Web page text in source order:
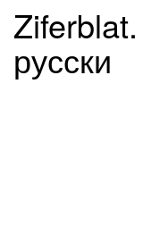
русски